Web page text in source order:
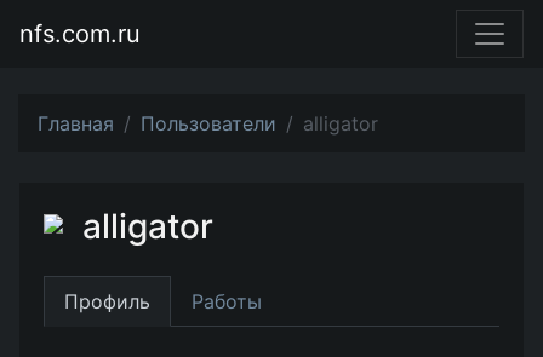
nfs.com.ru
Главная Пользователи alligator
alligator
Профиль Работы